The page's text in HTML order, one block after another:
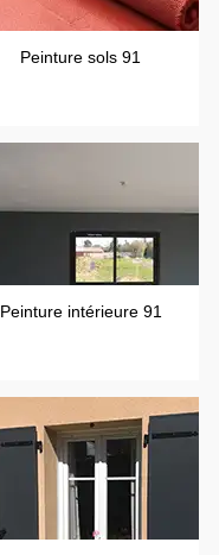
Peinture sols 91
Peinture intérieure 91